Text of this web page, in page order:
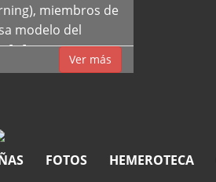
miembros de
modelo del
[…]
Ver más
FOTOS HEMEROTECA